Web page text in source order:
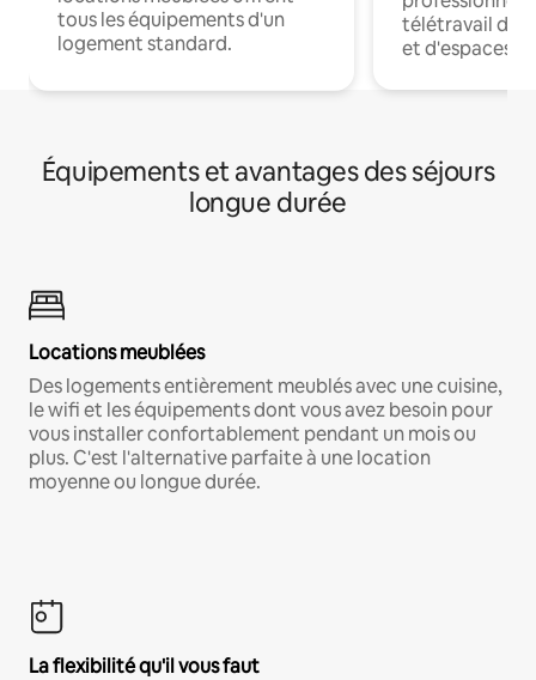
tous les équipements d'un
logement standard.
télétravail
et d'espaces
Équipements et avantages des séjours
longue durée
Locations meublées
Des logements entièrement meublés avec une cuisine,
le wifi et les équipements dont vous avez besoin pour
vous installer confortablement pendant un mois ou
plus. C'est l'alternative parfaite à une location
moyenne ou longue durée.
La flexibilité qu'il vous faut